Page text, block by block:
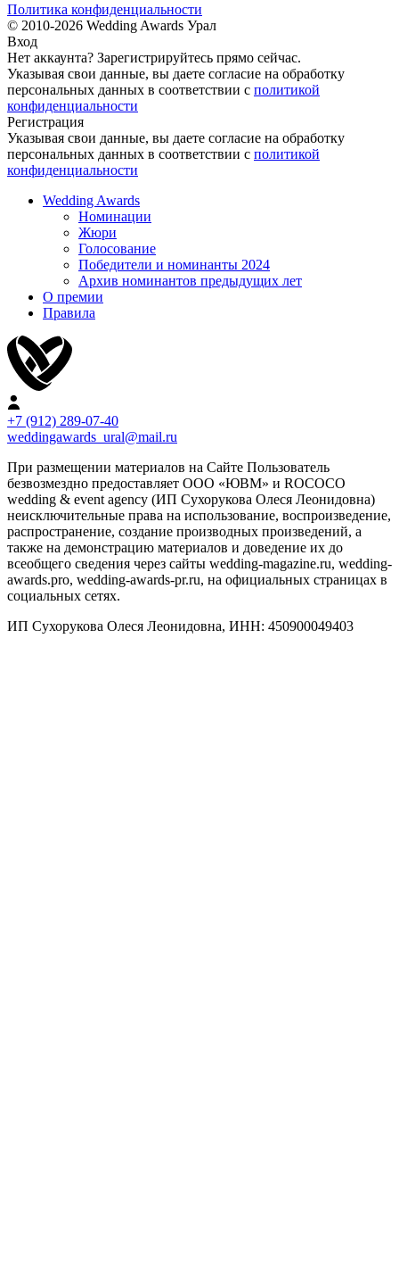
Политика конфиденциальности
© 2010-2026 Wedding Awards Урал
Вход
Нет аккаунта? Зарегистрируйтесь прямо сейчас.
Указывая свои данные, вы даете согласие на обработку
персональных данных в соответствии с политикой
конфиденциальности
Регистрация
Указывая свои данные, вы даете согласие на обработку
персональных данных в соответствии с политикой
конфиденциальности
Wedding Awards
Номинации
Жюри
Голосование
Победители и номинанты 2024
Архив номинантов предыдущих лет
О премии
Правила
+7 (912) 289-07-40
weddingawards_ural@mail.ru
При размещении материалов на Сайте Пользователь
безвозмездно предоставляет ООО «ЮВМ» и ROCOCO
wedding & event agency (ИП Сухорукова Олеся Леонидовна)
неисключительные права на использование, воспроизведение,
распространение, создание производных произведений, а
также на демонстрацию материалов и доведение их до
всеобщего сведения через сайты wedding-magazine.ru, wedding-
awards.pro, wedding-awards-pr.ru, на официальных страницах в
социальных сетях.
ИП Сухорукова Олеся Леонидовна, ИНН: 450900049403